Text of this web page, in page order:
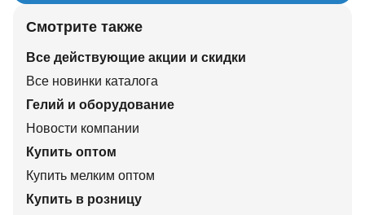
Смотрите также
Все действующие акции и скидки
Все новинки каталога
Гелий и оборудование
Новости компании
Купить оптом
Купить мелким оптом
Купить в розницу